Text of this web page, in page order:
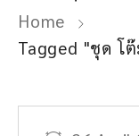
Home
Tagged "ชุด โ